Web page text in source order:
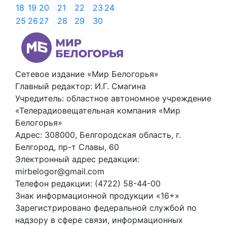
18 19 20 21 22 23 24
25 26 27 28 29 30
Сетевое издание «Мир Белогорья»
Главный редактор: И.Г. Смагина
Учредитель: областное автономное учреждение
«Телерадиовещательная компания «Мир
Белогорья»
Адрес: 308000, Белгородская область, г.
Белгород, пр-т Славы, 60
Электронный адрес редакции:
mirbelogor@gmail.com
Телефон редакции: (4722) 58-44-00
Знак информационной продукции «16+»
Зарегистрировано федеральной службой по
надзору в сфере связи, информационных